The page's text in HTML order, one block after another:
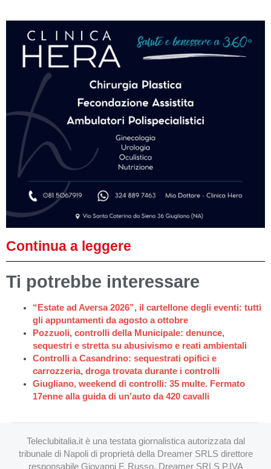
Continua a leggere
Ti potrebbe interessare
“Estate ad Aversa 2026”, il cartellone degli eventi: tutti
gli appuntamenti da agosto a ottobre
Pozzuoli, controlli della Municipale: denunce,
sequestri e stretta su abusivismo e reati ambientali
Controlli a Casandrino: sequestrati opifici e
carrozzeria, droga trovata durante i controlli
Giugliano, weekend di controlli: 35 multe. Fermato
17enne alla guida di un’auto da 420 cavalli
Teleclubitalia.it è una testata giornalistica autorizzata dal
tribunale di Napoli di proprietà della Dreamer SRLS direttore
responsabile Giovanni F. Russo. Dreamer SRLS P.IVA